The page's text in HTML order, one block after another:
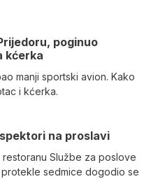
poginuo
kćerka
manji sportski avion. Kako
i kćerka.
na proslavi
Službe za poslove
protekle sedmice dogodio se